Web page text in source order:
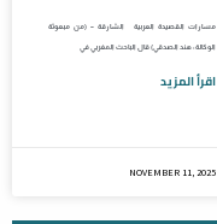
مسارات القصيدة العربية الشارقة – (من مبعوثة
الوكالة: هند الصدقي) قال الباحث المغربي في
اقرأ المزيد
NOVEMBER 11, 2025